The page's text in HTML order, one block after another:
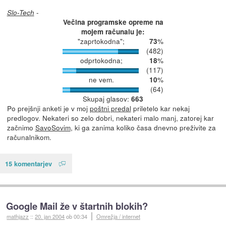
Slo-Tech -
Večina programske opreme na
mojem računalu je:
"zaprtokodna"; 73%
(482)
odprtokodna;
18%
(117)
ne vem.
10%
(64)
Skupaj glasov: 663
Po prejšnji anketi je v moj poštni predal priletelo kar nekaj
predlogov. Nekateri so zelo dobri, nekateri malo manj, zatorej kar
začnimo SavoSovim, ki ga zanima koliko časa dnevno preživite za
računalnikom.
15 komentarjev
Google Mail že v štartnih blokih?
mathjazz ::20. jan 2004ob 00:34 Omrežja / internet